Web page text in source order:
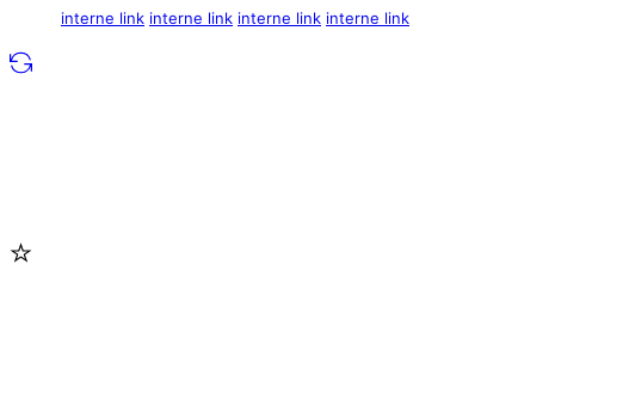
interne link interne link interne link interne link